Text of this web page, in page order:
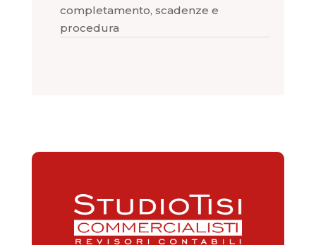
completamento, scadenze e
procedura